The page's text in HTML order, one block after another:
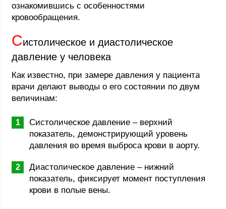
ознакомившись с особенностями
кровообращения.
Систолическое и диастолическое
давление у человека
Как известно, при замере давления у пациента
врачи делают выводы о его состоянии по двум
величинам:
Систолическое давление – верхний
показатель, демонстрирующий уровень
давления во время выброса крови в аорту.
Диастолическое давление – нижний
показатель, фиксирует момент поступления
крови в полые вены.